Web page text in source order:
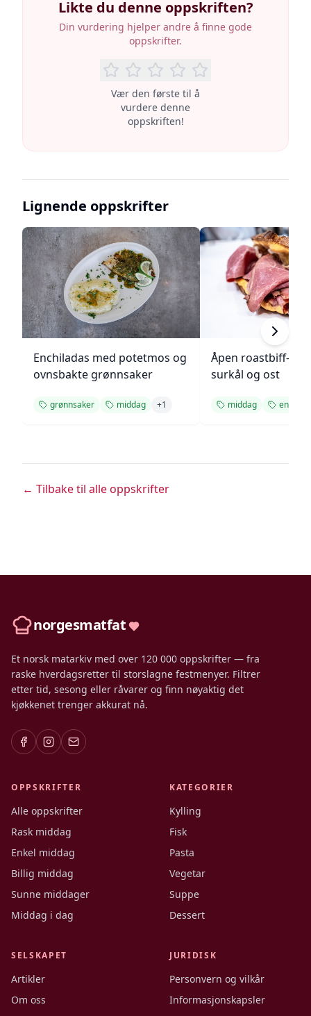
Likte du denne oppskriften?
Din vurdering hjelper andre å finne gode
oppskrifter.
Vær den første til å
vurdere denne
oppskriften!
Lignende oppskrifter
Enchiladas med potetmos og
ovnsbakte grønnsaker
grønnsaker middag +1
Åpen roastbiff-
surkål og ost
middag enkel
← Tilbake til alle oppskrifter
norgesmatfat
Et norsk matarkiv med over 120 000 oppskrifter — fra
raske hverdagsretter til storslagne festmenyer. Filtrer
etter tid, sesong eller råvarer og finn nøyaktig det
kjøkkenet trenger akkurat nå.
OPPSKRIFTER
Alle oppskrifter
Rask middag
Enkel middag
Billig middag
Sunne middager
Middag i dag
KATEGORIER
Kylling
Fisk
Pasta
Vegetar
Suppe
Dessert
SELSKAPET
Artikler
Om oss
JURIDISK
Personvern og vilkår
Informasjonskapsler